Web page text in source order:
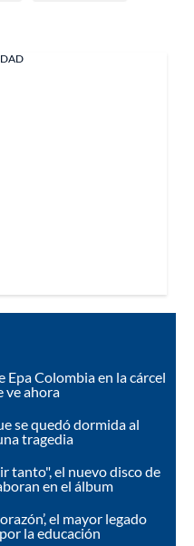
Epa Colombia en la cárcel
ve ahora
se quedó dormida al
tragedia
tanto", el nuevo disco de
en el álbum
el mayor legado
la educación